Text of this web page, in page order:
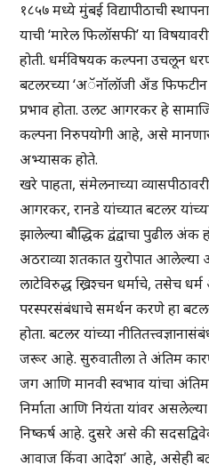
१८५७ मध्ये मुंबई विद्यापीठाची
याची ‘मारेल फिलॉसफी’ या
होती. धर्मविषयक कल्पना उचलून
बटलरच्या ‘अॅनॉलॉजी अँड फिफटीन
प्रभाव होता. उलट आगरकर हे
कल्पना निरुपयोगी आहे, असे
अभ्यासक होते.
खरे पाहता, संमेलनाच्या
आगरकर, रानडे यांच्यात बटलर
झालेल्या बौद्धिक द्वंद्वाचा पुढील अंक
अठराव्या शतकात युरोपात आलेल्या
लाटेविरुद्ध ख्रिश्चन धर्माचे, तसेच
परस्परसंबंधाचे समर्थन करणे हा
होता. बटलर यांच्या
जरूर आहे. सुरुवातीला ते अंतिम
जग आणि मानवी स्वभाव यांचा अंतिम
निर्माता आणि नियंता यांवर
निष्कर्ष आहे. दुसरे असे की
आवाज किंवा आदेश’ आहे, असेही